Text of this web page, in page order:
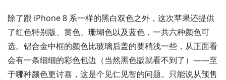
除了跟 iPhone 8 系一样的黑白双色之外，这次苹果还提供
了红色特别版、黄色、珊瑚色以及蓝色，一共六种颜色可
选。铝合金中框的颜色比玻璃后盖的要稍浅一些，从正面看
会有一条细细的彩色包边（当然黑色版就看不到了）——至
于哪种颜色更讨喜，这是个见仁见智的问题。只能说从预售